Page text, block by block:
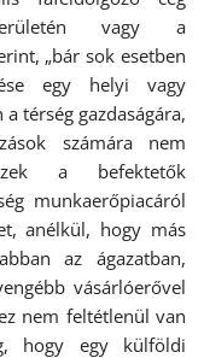
vagy a
„bár sok esetben
egy helyi vagy
térség gazdaságára,
számára nem
a befektetők
munkaerőpiacáról
anélkül, hogy más
az ágazatban,
vásárlóerővel
nem feltétlenül van
hogy egy külföldi